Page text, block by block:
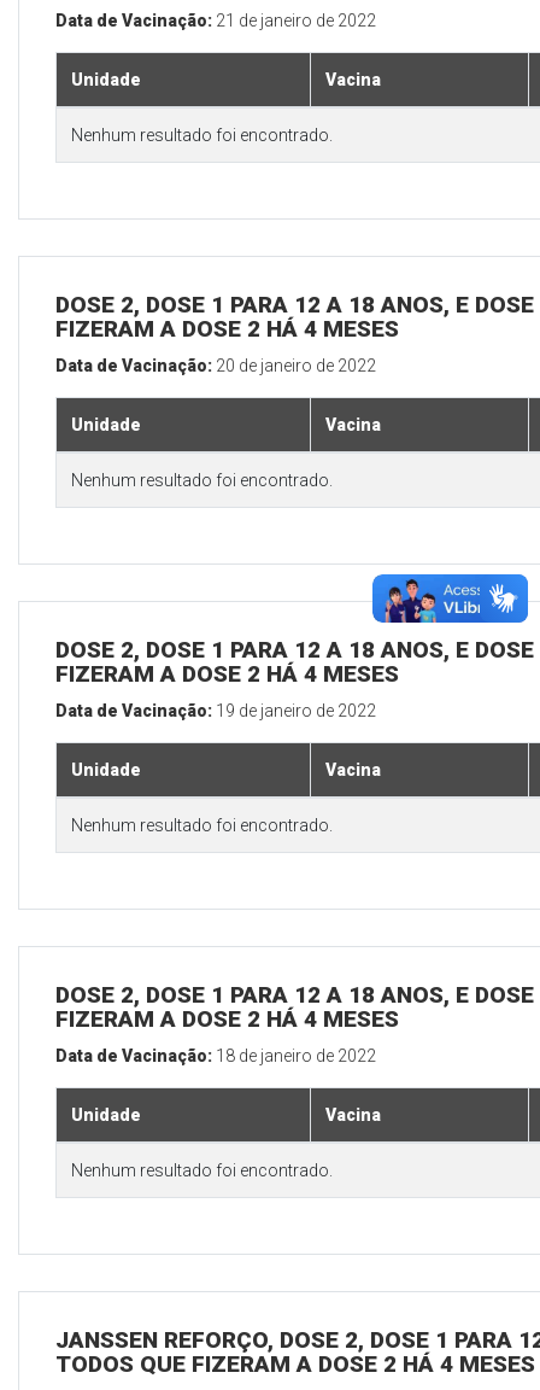
Data de Vacinação: 21 de janeiro de 2022
Unidade Vacina
Nenhum resultado foi encontrado.
DOSE 2, DOSE 1 PARA 12 A 18 ANOS, E
FIZERAM A DOSE 2 HÁ 4 MESES
Data de Vacinação: 20 de janeiro de 2022
Unidade Vacina
Nenhum resultado foi encontrado.
DOSE 2, DOSE 1 PARA 12 A 18 ANOS, E
FIZERAM A DOSE 2 HÁ 4 MESES
Data de Vacinação: 19 de janeiro de 2022
Unidade Vacina
Nenhum resultado foi encontrado.
DOSE 2, DOSE 1 PARA 12 A 18 ANOS, E
FIZERAM A DOSE 2 HÁ 4 MESES
Data de Vacinação: 18 de janeiro de 2022
Unidade Vacina
Nenhum resultado foi encontrado.
JANSSEN REFORÇO, DOSE 2, DOSE 1 PARA
TODOS QUE FIZERAM A DOSE 2 HÁ 4 MESES